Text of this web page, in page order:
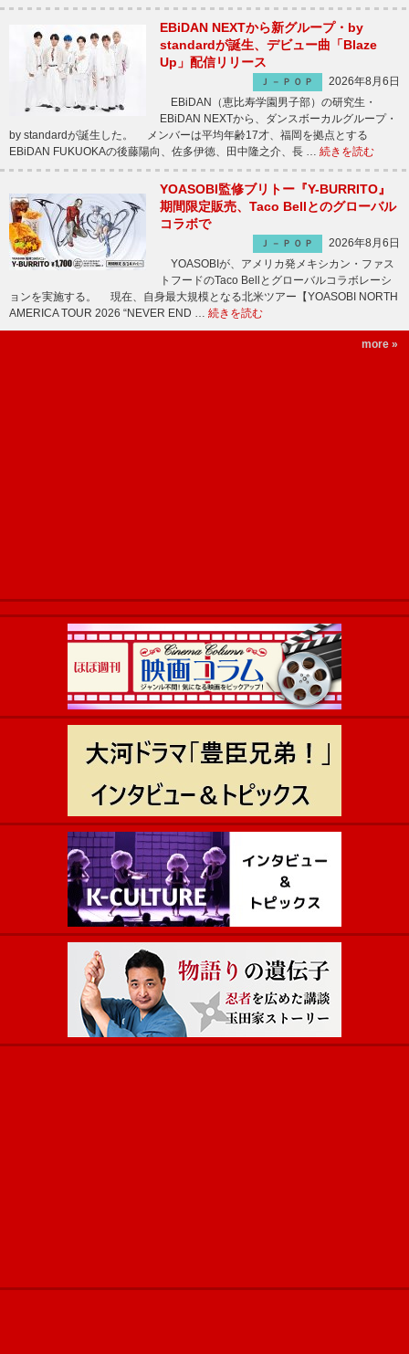
EBiDAN NEXTから新グループ・by
standardが誕生、デビュー曲「Blaze
Up」配信リリース
Ｊ－ＰＯＰ
2026年8月6日
EBiDAN（恵比寿学園男子部）の研究生・
EBiDAN NEXTから、ダンスボーカルグループ・
by standardが誕生した。 メンバーは平均年齢17才、福岡を拠点とする
EBiDAN FUKUOKAの後藤陽向、佐多伊徳、田中隆之介、長 … 続きを読む
YOASOBI監修ブリトー『Y-BURRITO』
期間限定販売、Taco Bellとのグローバル
コラボで
Ｊ－ＰＯＰ
2026年8月6日
YOASOBIが、アメリカ発メキシカン・ファス
トフードのTaco Bellとグローバルコラボレーシ
ョンを実施する。 現在、自身最大規模となる北米ツアー【YOASOBI NORTH
AMERICA TOUR 2026 “NEVER END … 続きを読む
more »